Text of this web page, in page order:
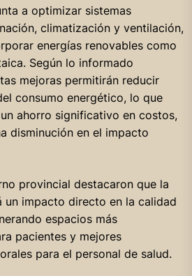
a optimizar sistemas
climatización y ventilación,
energías renovables como
Según lo informado
mejoras permitirán reducir
consumo energético, lo que
ahorro significativo en costos,
disminución en el impacto
provincial destacaron que la
un impacto directo en la calidad
espacios más
pacientes y mejores
para el personal de salud.